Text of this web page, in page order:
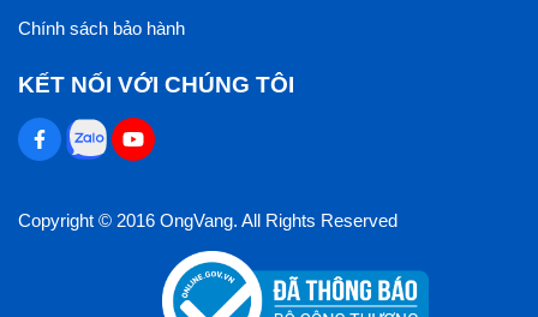
Chính sách bảo hành
KẾT NỐI VỚI CHÚNG TÔI
Copyright © 2016 OngVang. All Rights Reserved